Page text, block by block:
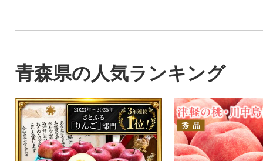
青森県の人気ランキング